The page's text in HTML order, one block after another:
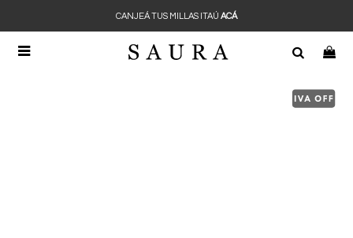

CANJEÁ TUS MILLAS ITAÚ ACÁ